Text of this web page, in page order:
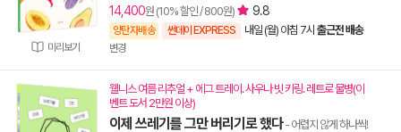
미리보기
14,400원 (10% 할인 / 800원) 9.8
양탄자배송 썬데이 EXPRESS 내일 (월) 아침 7시 출근전 배송
변경
웰니스 여름 리추얼 + 에그 트레이. 사우나 빗 키링. 레트로 물병(이
벤트 도서 2만원 이상)
이제 쓰레기를 그만 버리기로 했다- 어렵지 않게 하나씩!